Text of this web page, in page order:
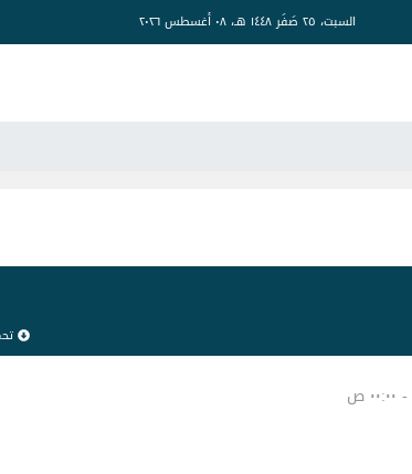
السبت، ٢٥ صَفَر ١٤٤٨ هـ، ٠٨ أغسطس ٢٠٢٦